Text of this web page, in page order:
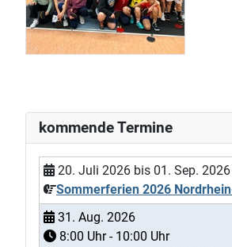
kommende Termine
20. Juli 2026 bis 01. Sep. 2026
Sommerferien 2026
31. Aug. 2026
8:00 Uhr - 10:00 Uhr